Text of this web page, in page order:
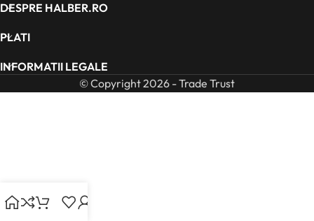
DESPRE HALBER.RO
PLATI
INFORMATII LEGALE
© Copyright 2026 - Trade Trust